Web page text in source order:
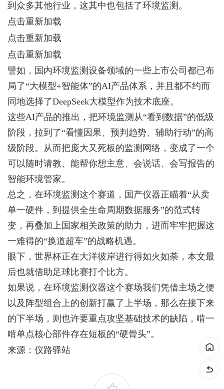
到众多其他行业，这其中也包括了环境监测。
点击重新加载
点击重新加载
点击重新加载
譬如，国内环境监测设备领域的一些上市公司都已布
局了“大模型+智能体”的AI产品体系，并且都不约而
同地选择了DeepSeek大模型作为技术底座。
这些AI产品的推出，把环境监测从“看到数据”的低级
阶段，拉到了“看懂因果、预判趋势、辅助行动”的高
级阶段。从而把庞大又死板的监测网络，变成了一个
可以随时请教、能帮你想主意、会说话、会写报告的
智能环境管家。
总之，在环境监测这个赛道，国产仪器正瞄着“从卖
单一硬件，到提供全生命周期数据服务”的范式转
变，再叠加上国家相关政策的助力，进而牢牢把握这
一难得的“换道超车”的战略机遇。
眼下，世界杯正在大洋彼岸进行得如火如荼，本文最
后也就借助足球比赛打个比方。
如果说，在环境监测仪器这个赛场我们凭借主场之便
以及阵型组合上的创新打赢了上半场，那么在接下来
的下半场，则也许要重点攻坚基础技术的缺陷，啃一
啃单点核心部件存在短板的“硬骨头”。
来源：仪路驿站